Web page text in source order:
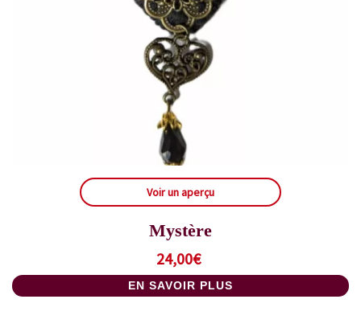
Voir un aperçu
Mystère
24,00€
EN SAVOIR PLUS